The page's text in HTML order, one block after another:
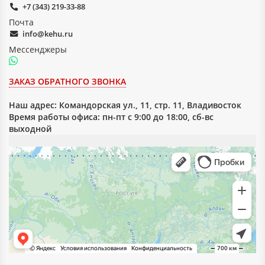
Материал используется для изготовления:
прокладок и опорных элементов;
различных деталей электрооборудования.
термостойких свойств стеклотекстолит листовой СТЭФ
промышленности, включая электротехническую и
машиностроительную сферу.
+7 (343) 219-33-88
Почта
info@kehu.ru
Мессенджеры
ЗАКАЗ ОБРАТНОГО ЗВОНКА
Наш адрес: Командорская ул., 11, стр. 11, Владивосток
Время работы офиса: пн-пт с 9:00 до 18:00, сб-вс
выходной